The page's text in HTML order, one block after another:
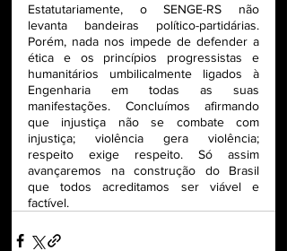
Estatutariamente, o SENGE-RS não
levanta bandeiras político-partidárias.
Porém, nada nos impede de defender a
ética e os princípios progressistas e
humanitários umbilicalmente ligados à
Engenharia em todas as suas
manifestações. Concluímos afirmando
que injustiça não se combate com
injustiça; violência gera violência;
respeito exige respeito. Só assim
avançaremos na construção do Brasil
que todos acreditamos ser viável e
factível.